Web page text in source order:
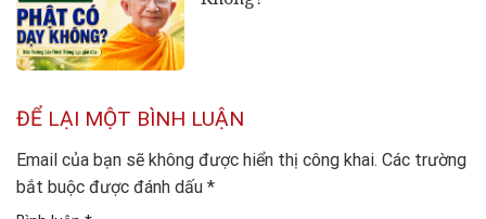
ĐỂ LẠI MỘT BÌNH LUẬN
Email của bạn sẽ không được hiển thị công khai. Các trường
bắt buộc được đánh dấu *